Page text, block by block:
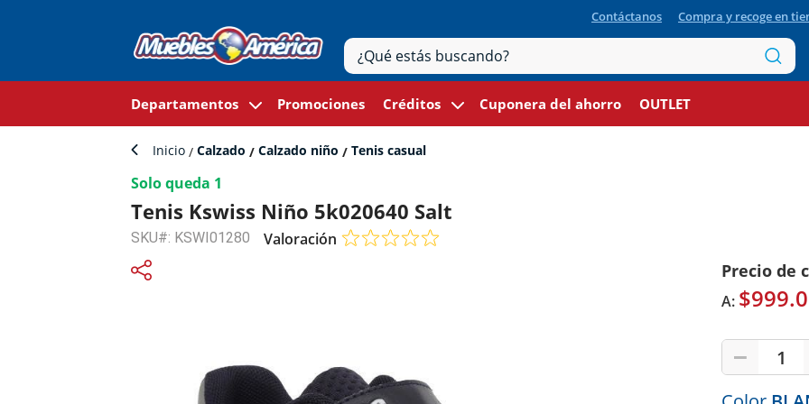
Contáctanos Compra y recoge en
Departamentos Promociones Créditos Cuponera del ahorro OUTLET
Inicio Calzado Calzado niño Tenis casual
Solo queda 1
Tenis Kswiss Niño 5k020640 Salt
SKU#: KSWI01280 Valoración
Precio de
A:
1